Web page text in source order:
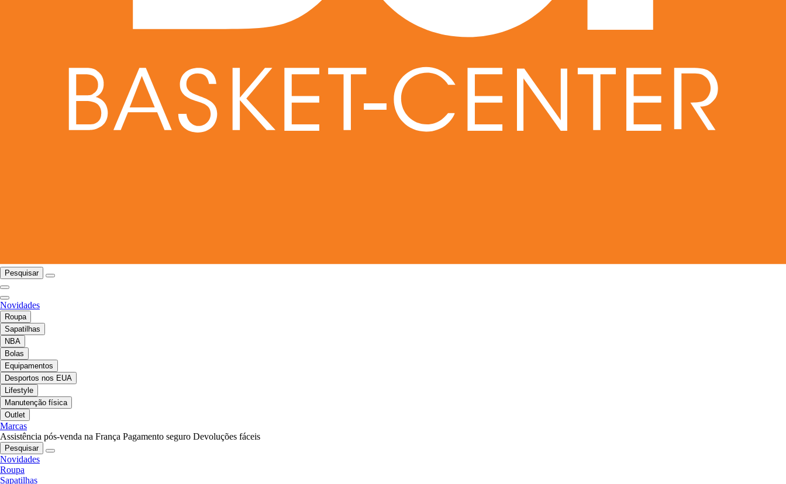
Pesquisar
Novidades
Roupa
Sapatilhas
NBA
Bolas
Equipamentos
Desportos nos EUA
Lifestyle
Manutenção física
Outlet
Marcas
Assistência pós-venda na França Pagamento seguro Devoluções fáceis
Pesquisar
Novidades
Roupa
Sapatilhas